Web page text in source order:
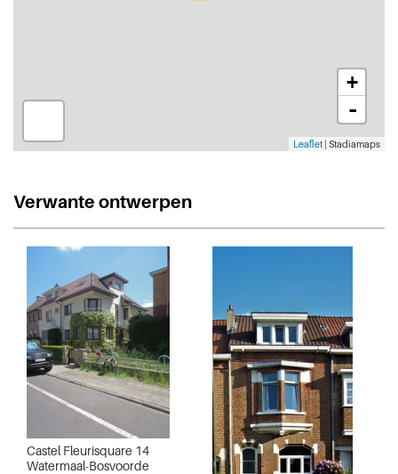
+
-
Leaflet | Stadiamaps
Verwante ontwerpen
Castel Fleurisquare 14
Watermaal-Bosvoorde